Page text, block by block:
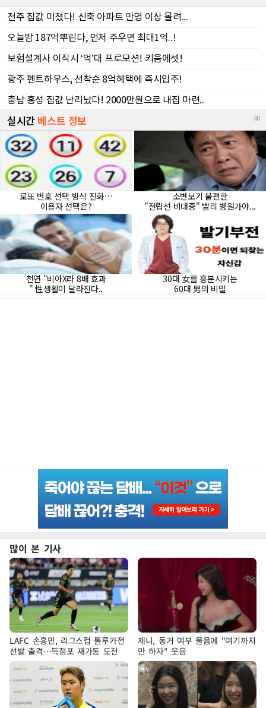
많이 본 기사
LAFC 손흥민, 리그스컵 톨루카전
선발 출격…득점포 재가동 도전
제니, 동거 여부 물음에 "여기까지
만 하자" 웃음